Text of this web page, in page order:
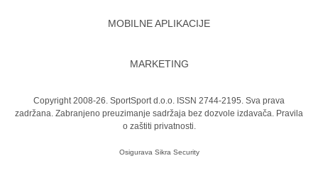
MOBILNE APLIKACIJE
MARKETING
Copyright 2008-26. SportSport d.o.o. ISSN 2744-2195. Sva prava
zadržana. Zabranjeno preuzimanje sadržaja bez dozvole izdavača. Pravila
o zaštiti privatnosti.
Osigurava Sikra Security